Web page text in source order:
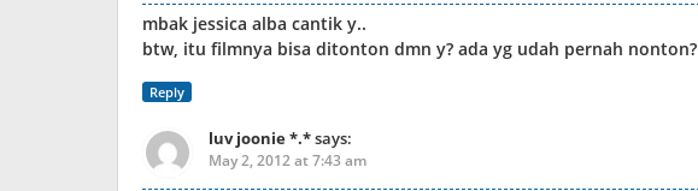
mbak jessica alba cantik y..
btw, itu filmnya bisa ditonton dmn y? ada yg udah pernah nonton?
Reply
luv joonie *.*says:
May 2, 2012 at 7:43 am